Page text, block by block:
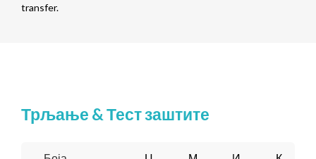
transfer.
Трљање & Тест заштите